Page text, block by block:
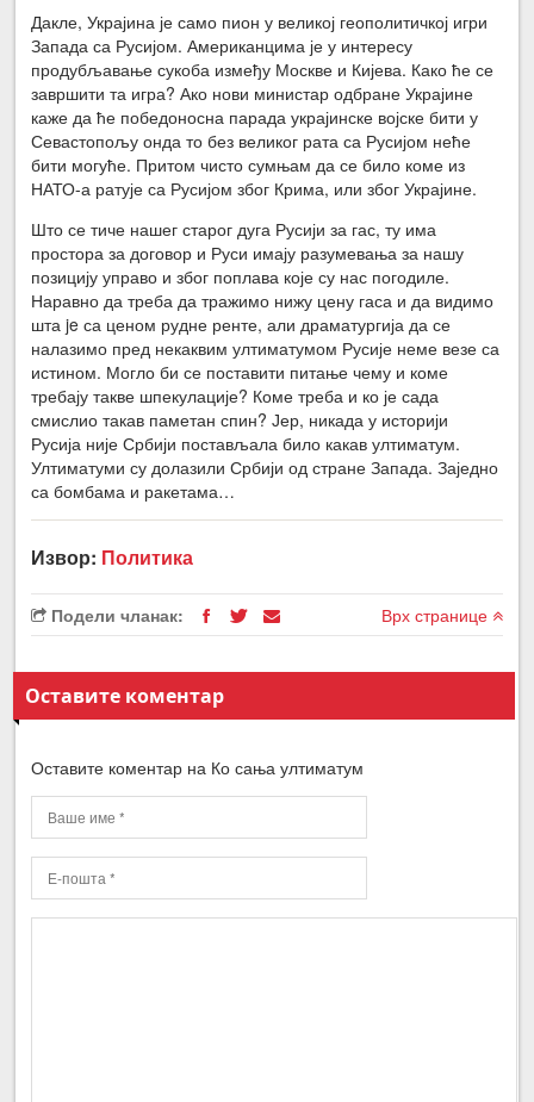
Дакле, Украјина је само пион у великој геополитичкој игри
Запада са Русијом. Американцима је у интересу
продубљавање сукоба између Москве и Кијева. Како ће се
завршити та игра? Ако нови министар одбране Украјине
каже да ће победоносна парада украјинске војске бити у
Севастопољу онда то без великог рата са Русијом неће
бити могуће. Притом чисто сумњам да се било коме из
НАТО-а ратује са Русијом због Крима, или због Украјине.
Што се тиче нашег старог дуга Русији за гас, ту има
простора за договор и Руси имају разумевања за нашу
позицију управо и због поплава које су нас погодиле.
Наравно да треба да тражимо нижу цену гаса и да видимо
шта je са ценом рудне ренте, али драматургија да се
налазимо пред некаквим ултиматумом Русије неме везе са
истином. Могло би се поставити питање чему и коме
требају такве шпекулације? Коме треба и ко је сада
смислио такав паметан спин? Јер, никада у историји
Русија није Србији постављала било какав ултиматум.
Ултиматуми су долазили Србији од стране Запада. Заједно
са бомбама и ракетама…
Извор: Политика
Подели чланак: Врх странице
Оставите коментар
Оставите коментар на Ко сања ултиматум